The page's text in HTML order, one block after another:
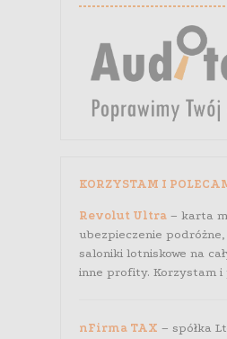
KORZYSTAM I
Revolut Ultra– karta
ubezpieczenie podróżne,
saloniki lotniskowe na
inne profity. Korzystam i
nFirma TAX – spółka